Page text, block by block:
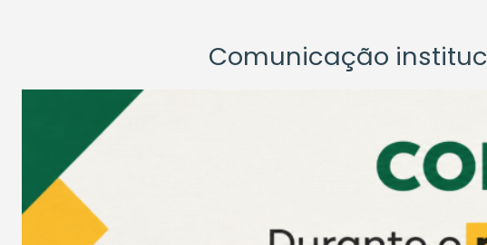
Comunicação